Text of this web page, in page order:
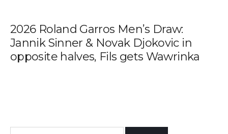
2026 Roland Garros Men’s Draw:
Jannik Sinner & Novak Djokovic in
opposite halves, Fils gets Wawrinka